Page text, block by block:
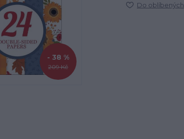
209 Kč
- 38 %
Do oblíbených